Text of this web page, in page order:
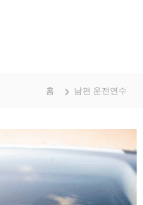
홈 남편 운전연수